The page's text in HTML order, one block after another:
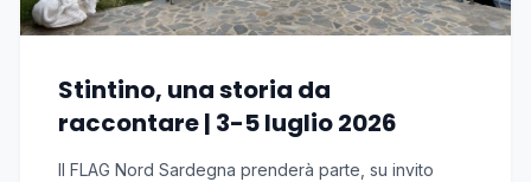
Stintino, una storia da
raccontare | 3-5 luglio 2026
Il FLAG Nord Sardegna prenderà parte, su invito